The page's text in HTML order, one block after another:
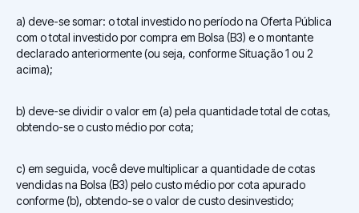
a) deve-se somar: o total investido no período na Oferta Pública
com o total investido por compra em Bolsa (B3) e o montante
declarado anteriormente (ou seja, conforme Situação 1 ou 2
acima);
b) deve-se dividir o valor em (a) pela quantidade total de cotas,
obtendo-se o custo médio por cota;
c) em seguida, você deve multiplicar a quantidade de cotas
vendidas na Bolsa (B3) pelo custo médio por cota apurado
conforme (b), obtendo-se o valor de custo desinvestido;